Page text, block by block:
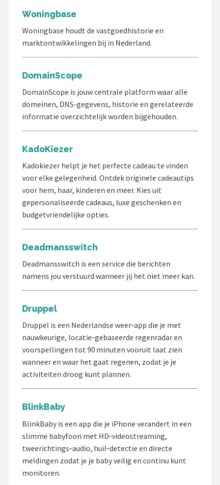
Woningbase
Woningbase houdt de vastgoedhistorie en
marktontwikkelingen bij in Nederland.
DomainScope
DomainScope is jouw centrale platform waar alle
domeinen, DNS-gegevens, historie en gerelateerde
informatie overzichtelijk worden bijgehouden.
KadoKiezer
Kadokiezer helpt je het perfecte cadeau te vinden
voor elke gelegenheid. Ontdek originele cadeautips
voor hem, haar, kinderen en meer. Kies uit
gepersonaliseerde cadeaus, luxe geschenken en
budgetvriendelijke opties.
Deadmansswitch
Deadmansswitch is een service die berichten
namens jou verstuurd wanneer jij het niet meer kan.
Druppel
Druppel is een Nederlandse weer‑app die je met
nauwkeurige, locatie‑gebaseerde regenradar en
voorspellingen tot 90 minuten vooruit laat zien
wanneer en waar het gaat regenen, zodat je je
activiteiten droog kunt plannen.
BlinkBaby
BlinkBaby is een app die je iPhone verandert in een
slimme babyfoon met HD‑videostreaming,
tweerichtings‑audio, huil‑detectie en directe
meldingen zodat je je baby veilig en continu kunt
monitoren.